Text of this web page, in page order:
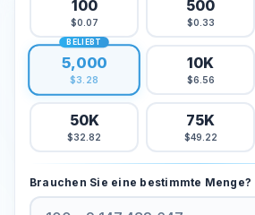
Tiktok Likes kaufen
Tiktok Live-Aufrufe kaufen
Tiktok-Aufrufe kaufen
Twitter Dienstleistungen
Twitter-Follower kaufen
Twitter-Likes kaufen
100
$0.07
500
$0.33
BELIEBT
5,000
$3.28
10K
$6.56
50K
$32.82
75K
$49.22
Brauchen Sie eine bestimmte Menge?